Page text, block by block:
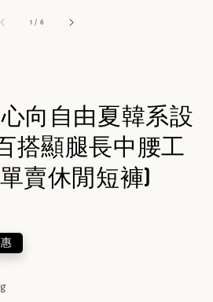
1 / 6
】心向自由夏韓系設
搭顯腿長中腰工
賣休閒短褲)